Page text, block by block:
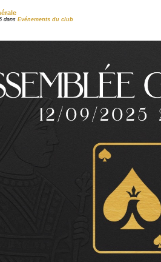
dans Evénements du club